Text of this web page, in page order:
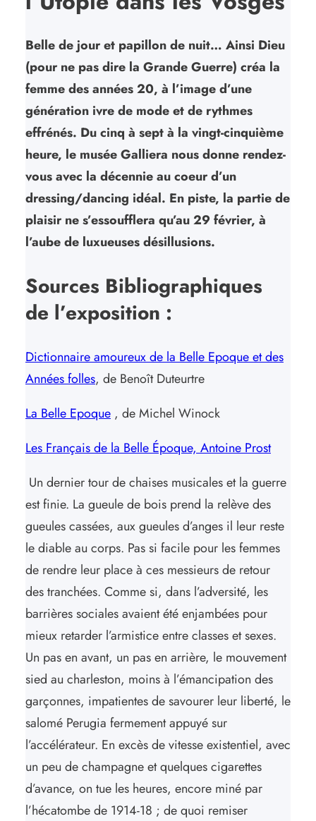
Belle de jour et papillon de nuit… Ainsi Dieu
(pour ne pas dire la Grande Guerre) créa la
femme des années 20, à l’image d’une
génération ivre de mode et de rythmes
effrénés. Du cinq à sept à la vingt-cinquième
heure, le musée Galliera nous donne rendez-
vous avec la décennie au coeur d’un
dressing/dancing idéal. En piste, la partie de
plaisir ne s’essoufflera qu’au 29 février, à
l’aube de luxueuses désillusions.
Sources Bibliographiques
de l’exposition :
Dictionnaire amoureux de la Belle Epoque et des
Années folles, de Benoît Duteurtre
La Belle Epoque , de Michel Winock
Les Français de la Belle Époque, Antoine Prost
Un dernier tour de chaises musicales et la guerre
est finie. La gueule de bois prend la relève des
gueules cassées, aux gueules d’anges il leur reste
le diable au corps. Pas si facile pour les femmes
de rendre leur place à ces messieurs de retour
des tranchées. Comme si, dans l’adversité, les
barrières sociales avaient été enjambées pour
mieux retarder l’armistice entre classes et sexes.
Un pas en avant, un pas en arrière, le mouvement
sied au charleston, moins à l’émancipation des
garçonnes, impatientes de savourer leur liberté, le
salomé Perugia fermement appuyé sur
l’accélérateur. En excès de vitesse existentiel, avec
un peu de champagne et quelques cigarettes
d’avance, on tue les heures, encore miné par
l’hécatombe de 1914-18 ; de quoi remiser